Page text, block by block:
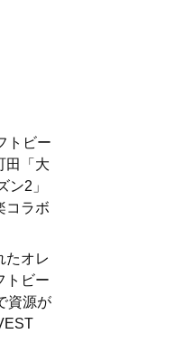
トビー
田「大
ン2」
コラボ
たオレ
トビー
資源が